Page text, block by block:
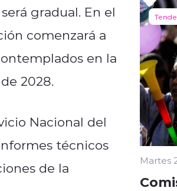
gradual. En el
comenzará a
en la
2028.
Nacional del
técnicos
de la
Martes